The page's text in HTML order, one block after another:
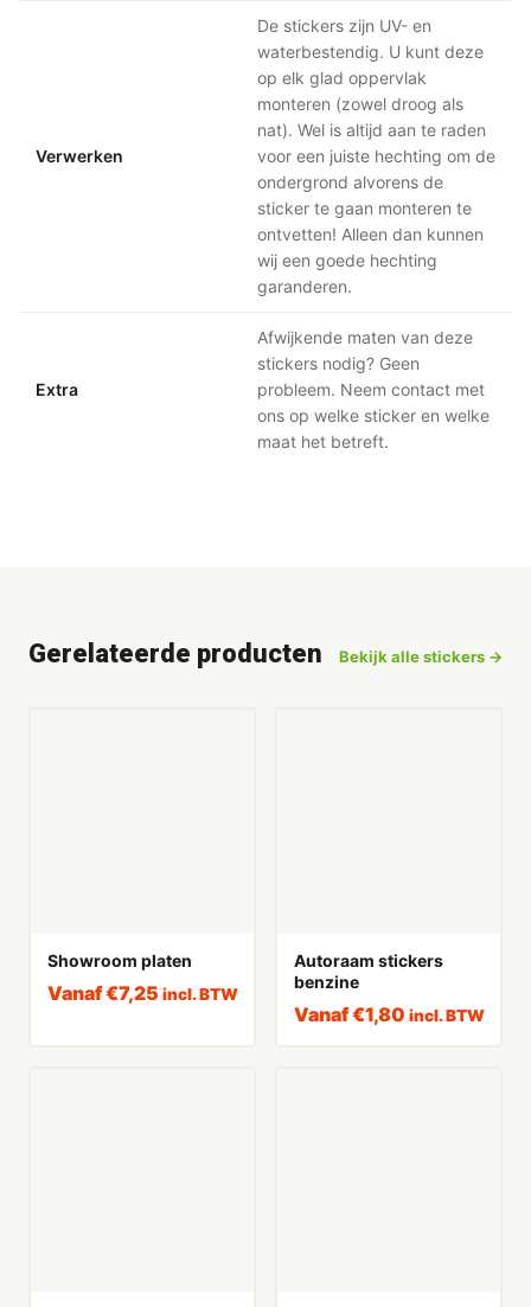
Verwerken
De stickers zijn UV- en
waterbestendig. U kunt deze
op elk glad oppervlak
monteren (zowel droog als
nat). Wel is altijd aan te raden
voor een juiste hechting om de
ondergrond alvorens de
sticker te gaan monteren te
ontvetten! Alleen dan kunnen
wij een goede hechting
garanderen.
Extra
Afwijkende maten van deze
stickers nodig? Geen
probleem. Neem contact met
ons op welke sticker en welke
maat het betreft.
Gerelateerde producten Bekijk alle stickers →
Showroom platen
Vanaf€7,25 incl. BTW
Autoraam stickers
benzine
Vanaf€1,80 incl. BTW